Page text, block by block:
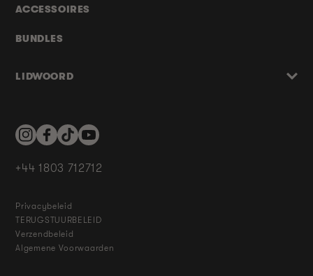
ACCESSOIRES
BUNDLES
LIDWOORD
InstagramFacebookTikTokYouTube
+44 1803 712712
Privacybeleid
TERUGSTUURBELEID
Verzendbeleid
Algemene Voorwaarden